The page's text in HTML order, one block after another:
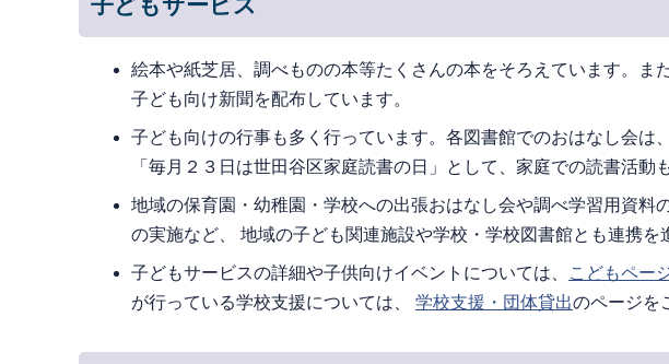
子どもサービス
絵本や紙芝居、調べものの本等たくさんの本をそろえています。
子ども向け新聞を配布しています。
子ども向けの行事も多く行っています。各図書館でのおはなし会は
「毎月２３日は世田谷区家庭読書の日」として、家庭での読書活動
地域の保育園・幼稚園・学校への出張おはなし会や調べ学習用資
の実施など、 地域の子ども関連施設や学校・学校図書館とも連携を
子どもサービスの詳細や子供向けイベントについては、 こどもペー
が行っている学校支援については、 学校支援・団体貸出のページを